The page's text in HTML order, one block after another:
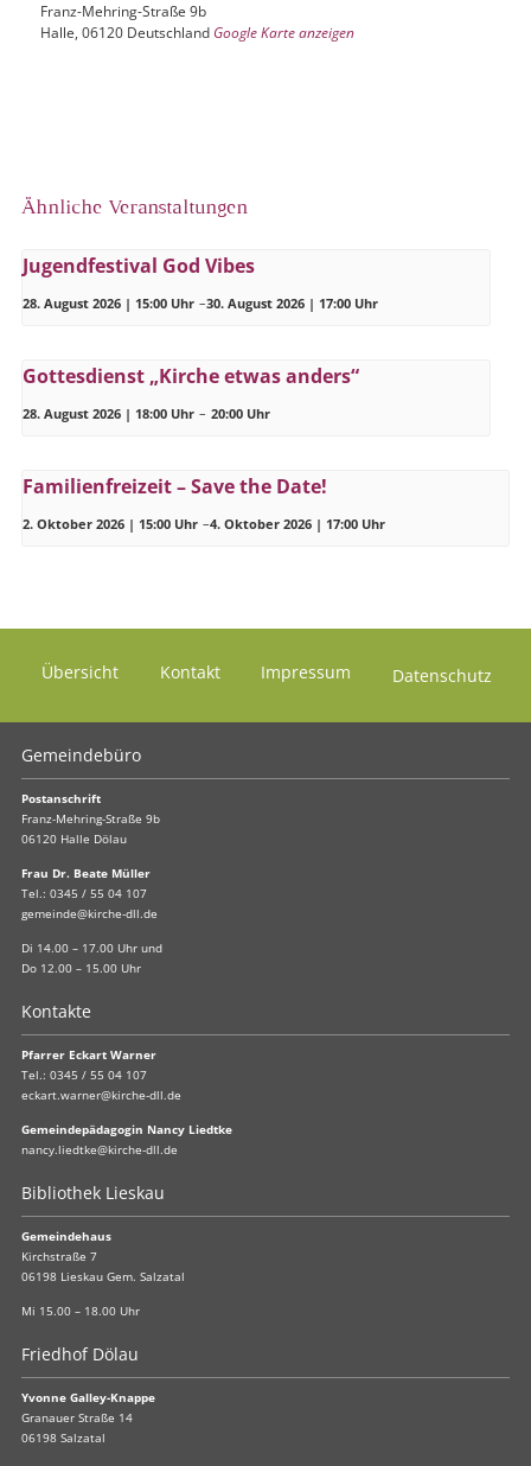
Franz-Mehring-Straße 9b
Halle, 06120 Deutschland Google Karte anzeigen
Ähnliche Veranstaltungen
Jugendfestival God Vibes
28. August 2026 | 15:00 Uhr –30. August 2026 | 17:00 Uhr
Gottesdienst „Kirche etwas anders“
28. August 2026 | 18:00 Uhr – 20:00 Uhr
Familienfreizeit – Save the Date!
2. Oktober 2026 | 15:00 Uhr –4. Oktober 2026 | 17:00 Uhr
Übersicht Kontakt Impressum Datenschutz
Gemeindebüro
Postanschrift
Franz-Mehring-Straße 9b
06120 Halle Dölau
Frau Dr. Beate Müller
Tel.: 0345 / 55 04 107
gemeinde@kirche-dll.de
Di 14.00 – 17.00 Uhr und
Do 12.00 – 15.00 Uhr
Kontakte
Pfarrer Eckart Warner
Tel.: 0345 / 55 04 107
eckart.warner@kirche-dll.de
Gemeindepädagogin Nancy Liedtke
nancy.liedtke@kirche-dll.de
Bibliothek Lieskau
Gemeindehaus
Kirchstraße 7
06198 Lieskau Gem. Salzatal
Mi 15.00 – 18.00 Uhr
Friedhof Dölau
Yvonne Galley-Knappe
Granauer Straße 14
06198 Salzatal